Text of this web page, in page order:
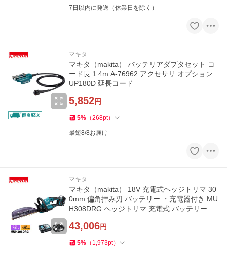
7日以内に発送（休業日を除く）
マキタ
マキタ（makita） バッテリアダプタセット コ
ード長 1.4m A-76962 アクセサリ オプション
UP180D 延長コード
5,852円
5% （268pt）
最短8/8お届け
マキタ
マキタ（makita） 18V 充電式ヘッジトリマ 30
0mm 偏角拝み刃 バッテリー ・充電器付き MU
H308DRG ヘッジトリマ 充電式 バッテリー式
43,006円
5% （ 1,973pt）